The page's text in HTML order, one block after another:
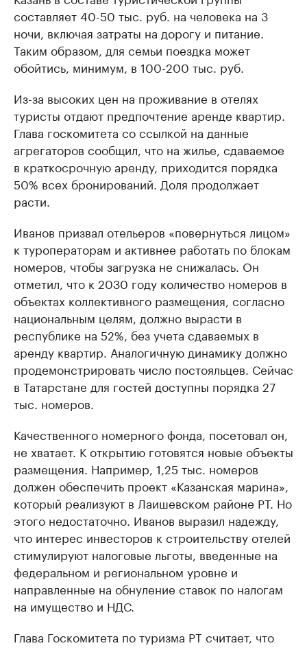
составляет 40-50 тыс. руб. на человека на 3
ночи, включая затраты на дорогу и питание.
Таким образом, для семьи поездка может
обойтись, минимум, в 100-200 тыс. руб.
Из-за высоких цен на проживание в отелях
туристы отдают предпочтение аренде квартир.
Глава госкомитета со ссылкой на данные
агрегаторов сообщил, что на жилье, сдаваемое
в краткосрочную аренду, приходится порядка
50% всех бронирований. Доля продолжает
расти.
Иванов призвал отельеров «повернуться лицом»
к туроператорам и активнее работать по блокам
номеров, чтобы загрузка не снижалась. Он
отметил, что к 2030 году количество номеров в
объектах коллективного размещения, согласно
национальным целям, должно вырасти в
республике на 52%, без учета сдаваемых в
аренду квартир. Аналогичную динамику должно
продемонстрировать число постояльцев. Сейчас
в Татарстане для гостей доступны порядка 27
тыс. номеров.
Качественного номерного фонда, посетовал он,
не хватает. К открытию готовятся новые объекты
размещения. Например, 1,25 тыс. номеров
должен обеспечить проект «Казанская марина»,
который реализуют в Лаишевском районе РТ. Но
этого недостаточно. Иванов выразил надежду,
что интерес инвесторов к строительству отелей
стимулируют налоговые льготы, введенные на
федеральном и региональном уровне и
направленные на обнуление ставок по налогам
на имущество и НДС.
Глава Госкомитета по туризма РТ считает, что